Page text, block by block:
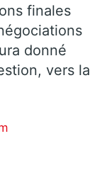
finales
donné
vers la